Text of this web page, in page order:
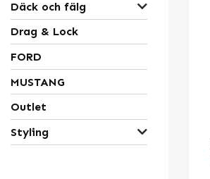
Däck och fälg
Drag & Lock
FORD
MUSTANG
Outlet
Styling